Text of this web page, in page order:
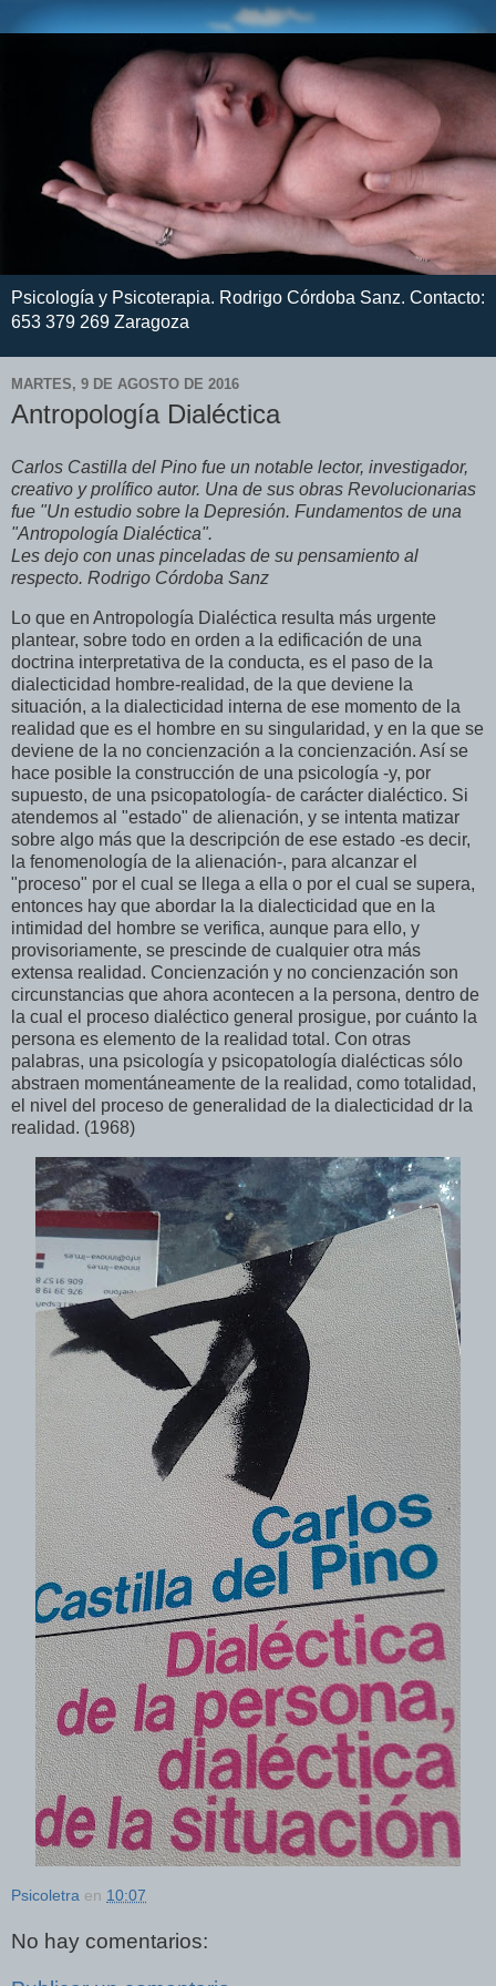
Psicología y Psicoterapia. Rodrigo Córdoba Sanz. Contacto:
653 379 269 Zaragoza
MARTES, 9 DE AGOSTO DE 2016
Antropología Dialéctica
Carlos Castilla del Pino fue un notable lector, investigador,
creativo y prolífico autor. Una de sus obras Revolucionarias
fue "Un estudio sobre la Depresión. Fundamentos de una
"Antropología Dialéctica".
Les dejo con unas pinceladas de su pensamiento al
respecto. Rodrigo Córdoba Sanz
Lo que en Antropología Dialéctica resulta más urgente
plantear, sobre todo en orden a la edificación de una
doctrina interpretativa de la conducta, es el paso de la
dialecticidad hombre-realidad, de la que deviene la
situación, a la dialecticidad interna de ese momento de la
realidad que es el hombre en su singularidad, y en la que se
deviene de la no concienzación a la concienzación. Así se
hace posible la construcción de una psicología -y, por
supuesto, de una psicopatología- de carácter dialéctico. Si
atendemos al "estado" de alienación, y se intenta matizar
sobre algo más que la descripción de ese estado -es decir,
la fenomenología de la alienación-, para alcanzar el
"proceso" por el cual se llega a ella o por el cual se supera,
entonces hay que abordar la la dialecticidad que en la
intimidad del hombre se verifica, aunque para ello, y
provisoriamente, se prescinde de cualquier otra más
extensa realidad. Concienzación y no concienzación son
circunstancias que ahora acontecen a la persona, dentro de
la cual el proceso dialéctico general prosigue, por cuánto la
persona es elemento de la realidad total. Con otras
palabras, una psicología y psicopatología dialécticas sólo
abstraen momentáneamente de la realidad, como totalidad,
el nivel del proceso de generalidad de la dialecticidad dr la
realidad. (1968)
Psicoletra en 10:07
No hay comentarios: